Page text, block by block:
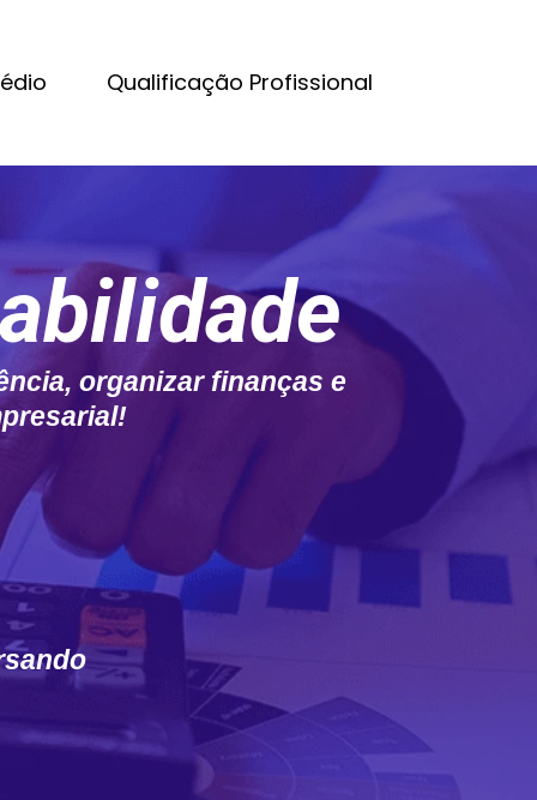
Qualificação Profissional
organizar finanças e